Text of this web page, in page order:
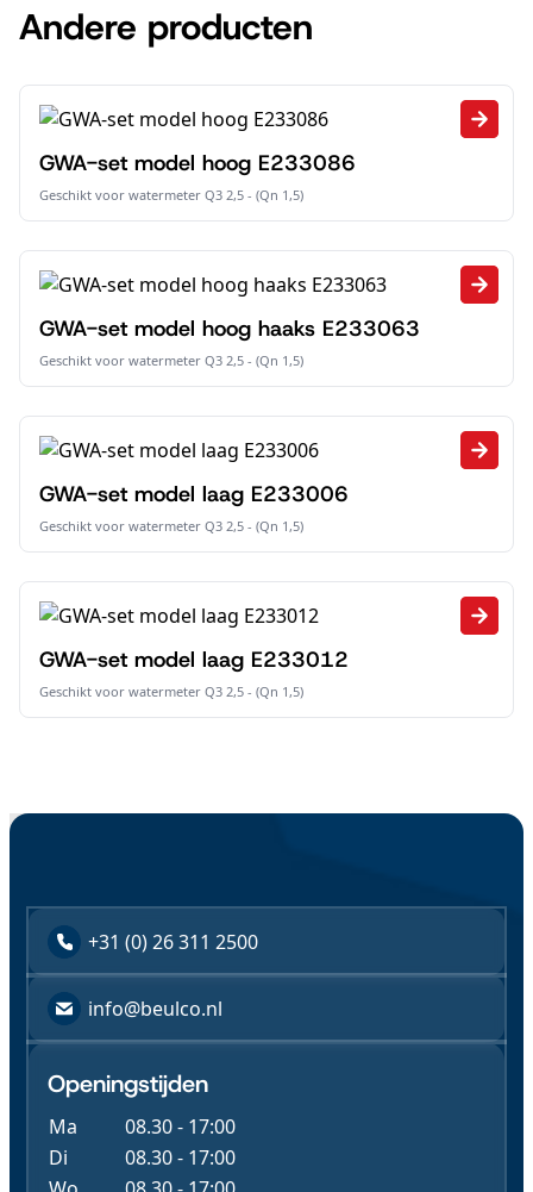
Andere producten
GWA-set model hoog E233086
Geschikt voor watermeter Q3 2,5 - (Qn 1,5)
GWA-set model hoog haaks E233063
Geschikt voor watermeter Q3 2,5 - (Qn 1,5)
GWA-set model laag E233006
Geschikt voor watermeter Q3 2,5 - (Qn 1,5)
GWA-set model laag E233012
Geschikt voor watermeter Q3 2,5 - (Qn 1,5)
+31 (0) 26 311 2500
info@beulco.nl
Openingstijden
Ma
08.30 - 17:00
Di
08.30 - 17:00